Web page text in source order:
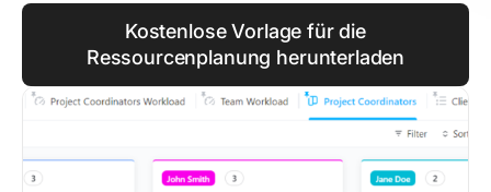
Kostenlose Vorlage für die
Ressourcenplanung herunterladen